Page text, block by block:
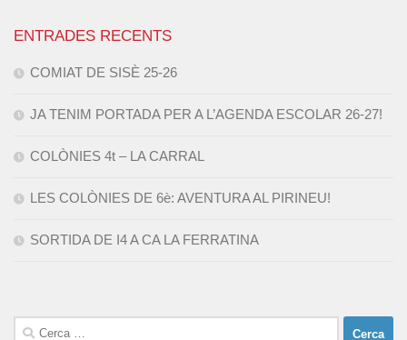
ENTRADES RECENTS
COMIAT DE SISÈ 25-26
JA TENIM PORTADA PER A L’AGENDA ESCOLAR 26-27!
COLÒNIES 4t – LA CARRAL
LES COLÒNIES DE 6è: AVENTURA AL PIRINEU!
SORTIDA DE I4 A CA LA FERRATINA
Cerca: